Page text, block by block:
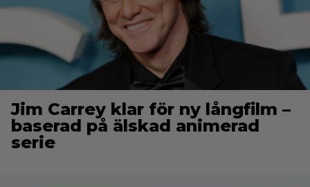
Jim Carrey klar för ny långfilm –
baserad på älskad animerad
serie